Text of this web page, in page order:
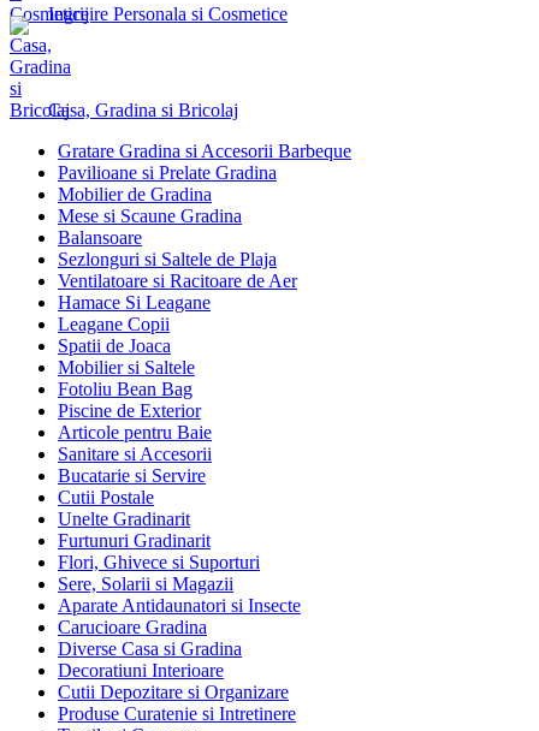
Ingrijire Personala si Cosmetice
Casa, Gradina si Bricolaj
Gratare Gradina si Accesorii Barbeque
Pavilioane si Prelate Gradina
Mobilier de Gradina
Mese si Scaune Gradina
Balansoare
Sezlonguri si Saltele de Plaja
Ventilatoare si Racitoare de Aer
Hamace Si Leagane
Leagane Copii
Spatii de Joaca
Mobilier si Saltele
Fotoliu Bean Bag
Piscine de Exterior
Articole pentru Baie
Sanitare si Accesorii
Bucatarie si Servire
Cutii Postale
Unelte Gradinarit
Furtunuri Gradinarit
Flori, Ghivece si Suporturi
Sere, Solarii si Magazii
Aparate Antidaunatori si Insecte
Carucioare Gradina
Diverse Casa si Gradina
Decoratiuni Interioare
Cutii Depozitare si Organizare
Produse Curatenie si Intretinere